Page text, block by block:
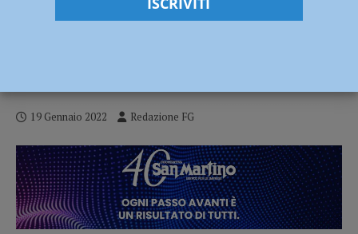
Rete del soccorso alle persone in
19 Gennaio 2022 Redazione FG